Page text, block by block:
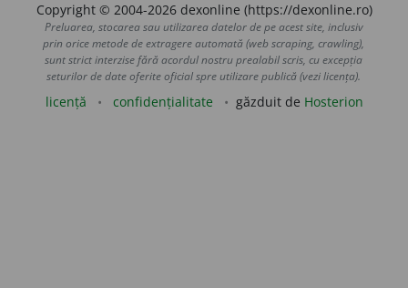
Copyright © 2004-2026 dexonline (https://dexonline.ro)
Preluarea, stocarea sau utilizarea datelor de pe acest site, inclusiv
prin orice metode de extragere automată (web scraping, crawling),
sunt strict interzise fără acordul nostru prealabil scris, cu excepția
seturilor de date oferite oficial spre utilizare publică (vezi licența).
licență confidențialitate găzduit de Hosterion